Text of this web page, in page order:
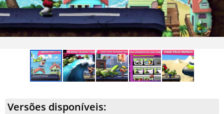
Versões disponíveis: